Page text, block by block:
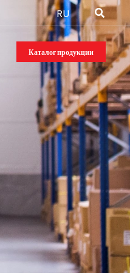
RU
Каталог продукции